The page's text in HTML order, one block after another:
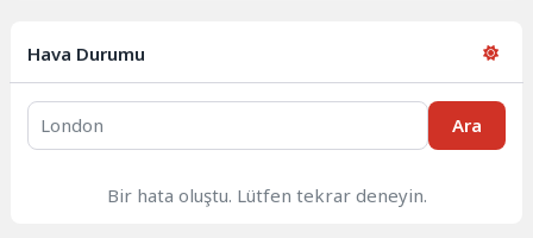
Hava Durumu
Ara
Bir hata oluştu. Lütfen tekrar deneyin.